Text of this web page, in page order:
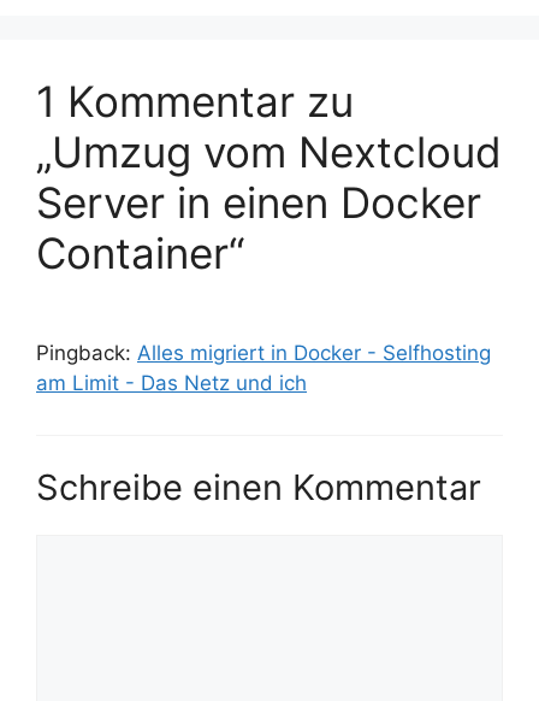
1 Kommentar zu
„Umzug vom Nextcloud
Server in einen Docker
Container“
Pingback: Alles migriert in Docker - Selfhosting
am Limit - Das Netz und ich
Schreibe einen Kommentar